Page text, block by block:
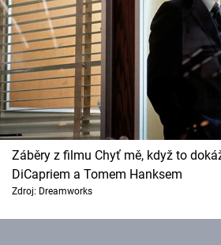
Záběry z filmu Chyť mě, když to
DiCapriem a Tomem Hanksem
Zdroj: Dreamworks